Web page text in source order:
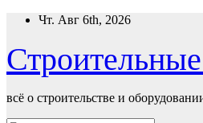
Перейти
содержимому
Чт. Авг 6th, 2026
всё о строительстве и